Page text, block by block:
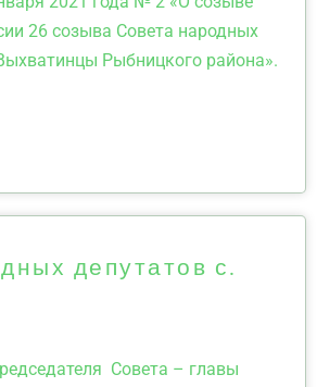
26 созыва Совета народных
Рыбницкого района».
депутатов с.
Совета – главы